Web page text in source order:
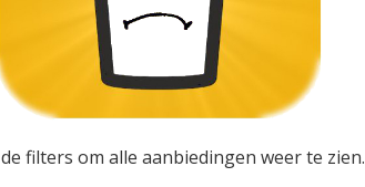
de filters om alle aanbiedingen weer te zien.